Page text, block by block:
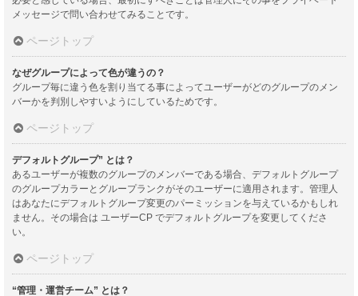
メッセージで問い合わせてみることです。
ページトップ
なぜグループによって色が違うの？
グループ毎に違う色を割り当てる事によってユーザーがどのグループのメン
バーかを判別しやすいようにしているためです。
ページトップ
デフォルトグループ” とは？
あるユーザーが複数のグループのメンバーである場合、デフォルトグループ
のグループカラーとグループランクがそのユーザーに適用されます。管理人
はあなたにデフォルトグループ変更のパーミッションを与えているかもしれ
ません。その場合は ユーザーCP でデフォルトグループを変更してくださ
い。
ページトップ
“管理・運営チーム” とは？